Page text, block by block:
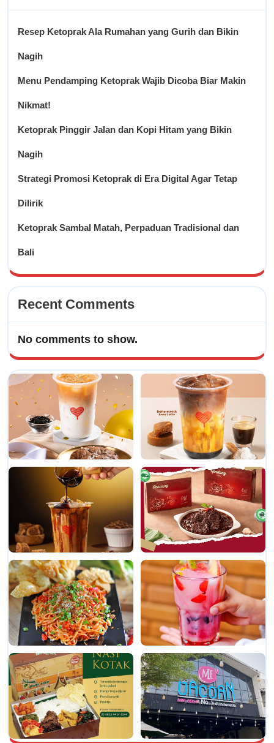
Resep Ketoprak Ala Rumahan yang Gurih dan Bikin
Nagih
Menu Pendamping Ketoprak Wajib Dicoba Biar Makin
Nikmat!
Ketoprak Pinggir Jalan dan Kopi Hitam yang Bikin
Nagih
Strategi Promosi Ketoprak di Era Digital Agar Tetap
Dilirik
Ketoprak Sambal Matah, Perpaduan Tradisional dan
Bali
Recent Comments
No comments to show.